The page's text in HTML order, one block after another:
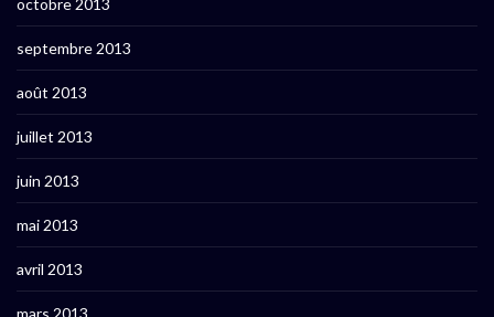
octobre 2013
septembre 2013
août 2013
juillet 2013
juin 2013
mai 2013
avril 2013